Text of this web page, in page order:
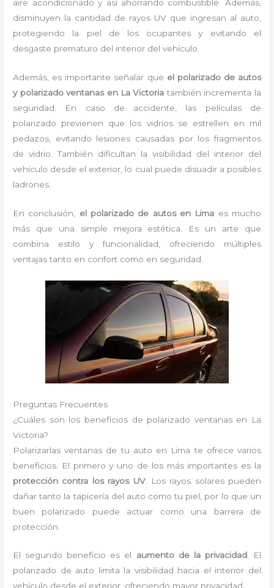
aire acondicionado y así ahorrando combustible. Además,
disminuyen la cantidad de rayos UV que ingresan al auto,
protegiendo la piel de los ocupantes y evitando el
desgaste prematuro del interior del vehículo.
Además, es importante señalar que el polarizado de autos
y polarizado ventanas en La Victoria también incrementa la
seguridad. En caso de accidente, las películas de
polarizado previenen que los vidrios se estrellen en mil
pedazos, evitando lesiones causadas por los fragmentos
de vidrio. También dificultan la visibilidad del interior del
vehículo desde el exterior, lo cual puede disuadir a posibles
ladrones.
En conclusión, el polarizado de autos en Lima es mucho
más que una simple mejora estética. Es un arte que
combina estilo y funcionalidad, ofreciendo múltiples
ventajas tanto en confort como en seguridad.
Preguntas Frecuentes
¿Cuáles son los beneficios de polarizado ventanas en La
Victoria?
Polarizarlas ventanas de tu auto en Lima te ofrece varios
beneficios. El primero y uno de los más importantes es la
protección contra los rayos UV. Los rayos solares pueden
dañar tanto la tapicería del auto como tu piel, por lo que un
buen polarizado puede actuar como una barrera de
protección.
El segundo beneficio es el aumento de la privacidad. El
polarizado de auto limita la visibilidad hacia el interior del
vehículo desde el exterior, ofreciendo mayor privacidad.